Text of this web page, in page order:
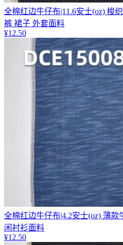
全棉红边牛仔布|11.6安士(oz) 梭
裤 裙子 外套面料
¥12.50
全棉红边牛仔布|4.2安士(oz) 薄
闲衬衫面料
¥12.50